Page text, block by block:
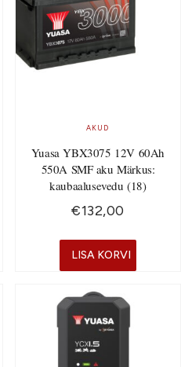
AKUD
Yuasa YBX3075 12V 60Ah
550A SMF aku Märkus:
kaubaalusevedu (18)
€132,00
LISA KORVI